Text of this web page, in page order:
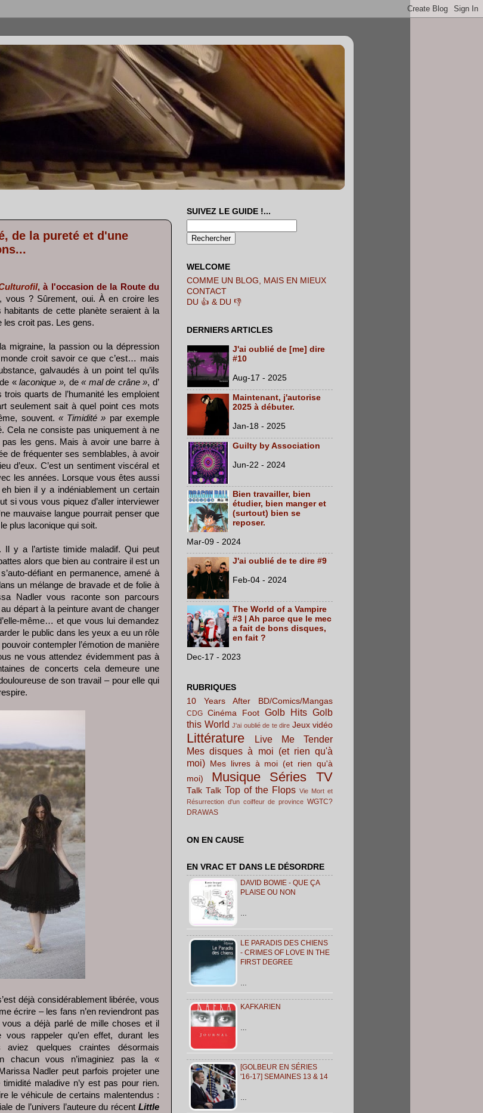
de la pureté et d'une
, à l'occasion de la Route du
vous ? Sûrement, oui. À en croire les
de cette planète seraient à la
les croit pas. Les gens.
migraine, la passion ou la dépression
croit savoir ce que c’est… mais
galvaudés à un point tel qu’ils
«laconique », de« mal de crâne », d’
trois quarts de l’humanité les emploient
seulement sait à quel point ces mots
souvent. « Timidité » par exemple
Cela ne consiste pas uniquement à ne
les gens. Mais à avoir une barre à
de fréquenter ses semblables, à avoir
d’eux. C’est un sentiment viscéral et
les années. Lorsque vous êtes aussi
bien il y a indéniablement un certain
si vous vous piquez d’aller interviewer
mauvaise langue pourrait penser que
plus laconique qui soit.
y a l’artiste timide maladif. Qui peut
alors que bien au contraire il est un
défiant en permanence, amené à
un mélange de bravade et de folie à
Nadler vous raconte son parcours
départ à la peinture avant de changer
même… et que vous lui demandez
le public dans les yeux a eu un rôle
contempler l’émotion de manière
ne vous attendez évidemment pas à
de concerts cela demeure une
de son travail – pour elle qui
déjà considérablement libérée, vous
écrire – les fans n’en reviendront pas
vous a déjà parlé de mille choses et il
rappeler qu’en effet, durant les
aviez quelques craintes désormais
chacun vous n’imaginiez pas la «
Nadler peut parfois projeter une
maladive n’y est pas pour rien.
le véhicule de certains malentendus :
de l’univers l’auteure du récent Little
SUIVEZ LE GUIDE !...
WELCOME
COMME UN BLOG, MAIS EN MIEUX
CONTACT
DU 👍 & DU 👎
DERNIERS ARTICLES
J'ai oublié de [me] dire
#10
Aug-17 - 2025
Maintenant, j'autorise
2025 à débuter.
Jan-18 - 2025
Guilty by Association
Jun-22 - 2024
Bien travailler, bien
étudier, bien manger et
(surtout) bien se
reposer.
Mar-09 - 2024
J'ai oublié de te dire #9
Feb-04 - 2024
The World of a Vampire
#3 | Ah parce que le mec
a fait de bons disques,
en fait ?
Dec-17 - 2023
RUBRIQUES
10 Years After
BD/Comics/Mangas
CDG Cinéma Foot Golb Hits Golb
this World J'ai oublié de te dire Jeux vidéo
Littérature
Live Me Tender
Mes disques à moi (et rien qu'à
moi) Mes livres à moi (et rien qu'à
moi)
Musique Séries TV
Talk Talk Top of the Flops Vie Mort et
Résurrection d'un coiffeur de province WGTC?
DRAWAS
ON EN CAUSE
EN VRAC ET DANS LE DÉSORDRE
DAVID BOWIE - QUE ÇA
PLAISE OU NON
LE PARADIS DES CHIENS
- CRIMES OF LOVE IN THE
FIRST DEGREE
KAFKARIEN
[GOLBEUR EN SÉRIES
'16-17] SEMAINES 13 & 14